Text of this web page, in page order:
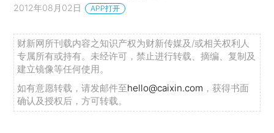
2012年08月02日 APP打开
财新网所刊载内容之知识产权为财新传媒及/或相关权利人
专属所有或持有。未经许可，禁止进行转载、摘编、复制及
建立镜像等任何使用。
如有意愿转载，请发邮件至hello@caixin.com ，获得书面
确认及授权后，方可转载。